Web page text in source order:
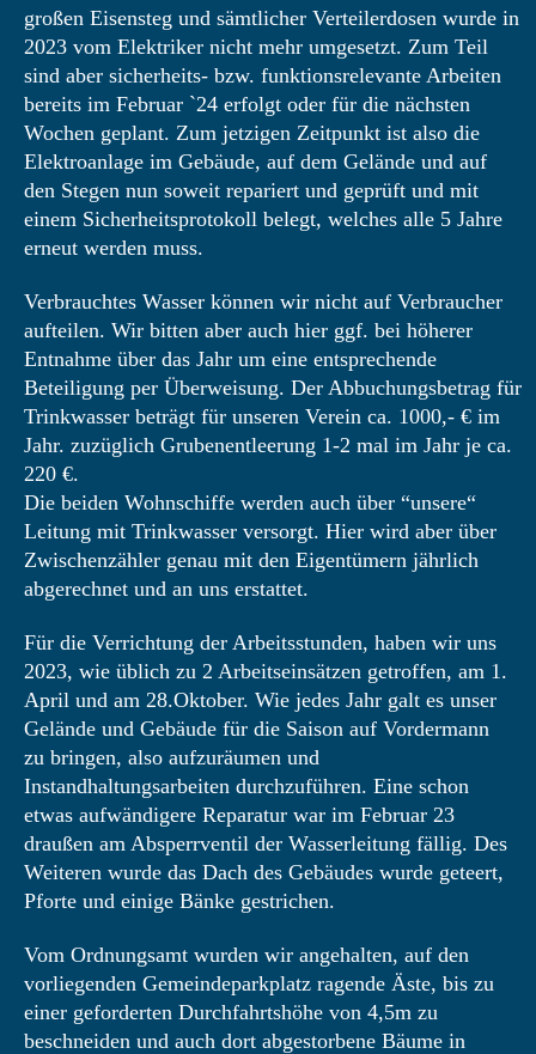
großen Eisensteg und sämtlicher Verteilerdosen wurde in
2023 vom Elektriker nicht mehr umgesetzt. Zum Teil
sind aber sicherheits- bzw. funktionsrelevante Arbeiten
bereits im Februar `24 erfolgt oder für die nächsten
Wochen geplant. Zum jetzigen Zeitpunkt ist also die
Elektroanlage im Gebäude, auf dem Gelände und auf
den Stegen nun soweit repariert und geprüft und mit
einem Sicherheitsprotokoll belegt, welches alle 5 Jahre
erneut werden muss.
Verbrauchtes Wasser können wir nicht auf Verbraucher
aufteilen. Wir bitten aber auch hier ggf. bei höherer
Entnahme über das Jahr um eine entsprechende
Beteiligung per Überweisung. Der Abbuchungsbetrag für
Trinkwasser beträgt für unseren Verein ca. 1000,- € im
Jahr. zuzüglich Grubenentleerung 1-2 mal im Jahr je ca.
220 €.
Die beiden Wohnschiffe werden auch über “unsere“
Leitung mit Trinkwasser versorgt. Hier wird aber über
Zwischenzähler genau mit den Eigentümern jährlich
abgerechnet und an uns erstattet.
Für die Verrichtung der Arbeitsstunden, haben wir uns
2023, wie üblich zu 2 Arbeitseinsätzen getroffen, am 1.
April und am 28.Oktober. Wie jedes Jahr galt es unser
Gelände und Gebäude für die Saison auf Vordermann
zu bringen, also aufzuräumen und
Instandhaltungsarbeiten durchzuführen. Eine schon
etwas aufwändigere Reparatur war im Februar 23
draußen am Absperrventil der Wasserleitung fällig. Des
Weiteren wurde das Dach des Gebäudes wurde geteert,
Pforte und einige Bänke gestrichen.
Vom Ordnungsamt wurden wir angehalten, auf den
vorliegenden Gemeindeparkplatz ragende Äste, bis zu
einer geforderten Durchfahrtshöhe von 4,5m zu
beschneiden und auch dort abgestorbene Bäume in